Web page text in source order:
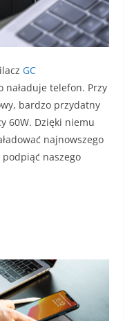
GC
naładuje telefon. Przy
bardzo przydatny
60W. Dzięki niemu
najnowszego
naszego